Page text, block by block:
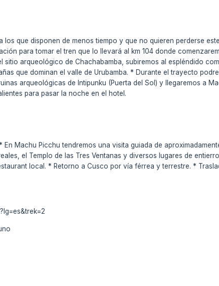
que disponen de menos tiempo y que no quieren perderse
para tomar el tren que lo llevará al km 104 donde
arqueológico de Chachabamba, subiremos al espléndido
que dominan el valle de Urubamba. * Durante el trayecto
arqueológicas de Intipunku (Puerta del Sol) y llegaremos a
para pasar la noche en el hotel.
Machu Picchu tendremos una visita guiada de
el Templo de las Tres Ventanas y diversos lugares de
local. * Retorno a Cusco por vía férrea y terrestre. *